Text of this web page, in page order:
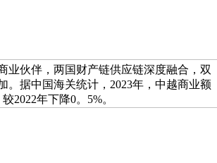
业伙伴，两国财产链供应链深度融合，双
。据中国海关统计，2023年，中越商业额
2022年下降0。5%。